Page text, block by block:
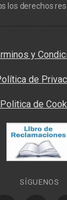
los derechos
y
de
Politica de
SÍGUENOS